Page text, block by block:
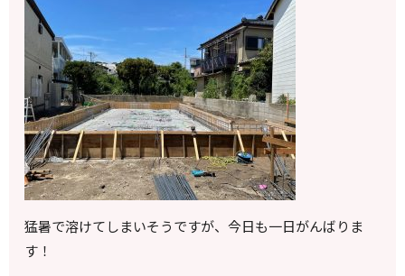
猛暑で溶けてしまいそうですが、今日も一日がんばりま
す！